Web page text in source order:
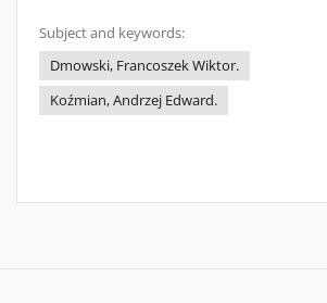
Subject and keywords:
Dmowski, Francoszek Wiktor.
Koźmian, Andrzej Edward.